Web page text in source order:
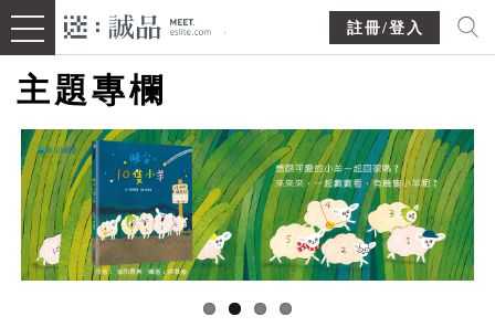
註冊/登入
主題專欄